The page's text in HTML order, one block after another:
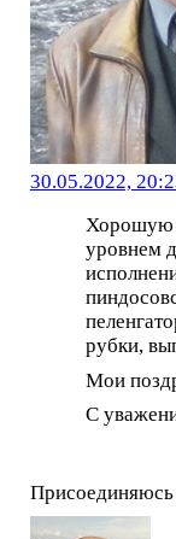
30.05.2022,
Хорошую
уровнем
рубки,
Мои
С